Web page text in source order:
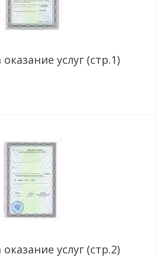
услуг (стр.1)
услуг (стр.2)